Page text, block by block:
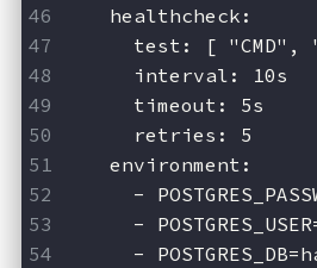
    healthcheck:
test: [ "CMD",
      interval: 10s
      timeout: 5s
      retries: 5
    environment:
-
-
-